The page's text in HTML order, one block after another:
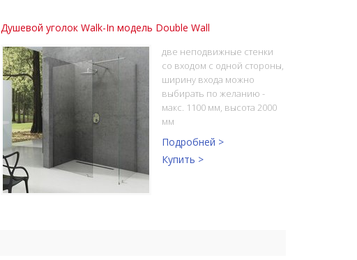
Душевой уголок Walk-In модель Double Wall
две неподвижные стенки
со входом с одной стороны,
ширину входа можно
выбирать по желанию -
макс. 1100 мм, высота 2000
мм
Подробней >
Купить >